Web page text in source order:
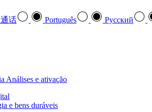
话 Português Pусский
Análises e ativação
e bens duráveis